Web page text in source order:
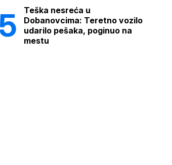
Teška nesreća u
Dobanovcima: Teretno vozilo
udarilo pešaka, poginuo na
mestu